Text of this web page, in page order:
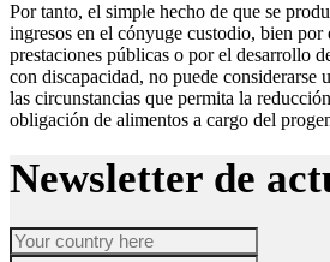
Por tanto, el simple hecho de que se
ingresos en el cónyuge custodio, bien por
prestaciones públicas o por el desarrollo
con discapacidad, no puede considerarse
las circunstancias que permita la
obligación de alimentos a cargo del
Newsletter de